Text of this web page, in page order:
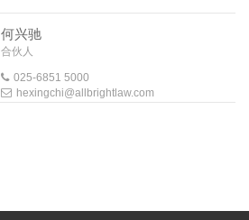
何兴驰
合伙人
025-6851 5000
hexingchi@allbrightlaw.com